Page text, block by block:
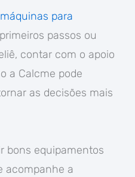
máquinas para
passos ou
contar com o apoio
a Calcme pode
as decisões mais
bons equipamentos
acompanhe a